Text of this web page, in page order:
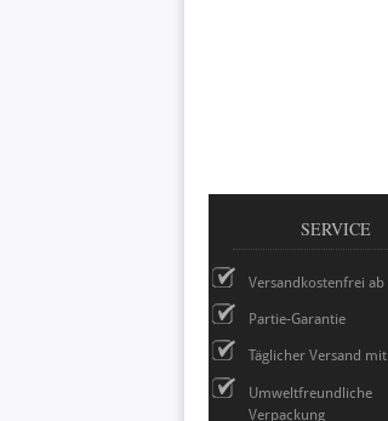
SERVICE
Versandkostenfrei ab
Partie-Garantie
Täglicher Versand
Umweltfreundliche
Verpackung